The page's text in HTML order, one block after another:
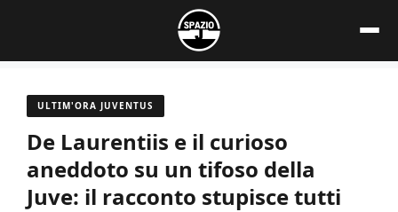
contenuto
ULTIM'ORA JUVENTUS
De Laurentiis e il curioso
aneddoto su un tifoso della
Juve: il racconto stupisce tutti